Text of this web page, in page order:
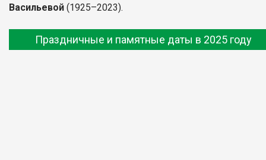
Васильевой (1925–2023).
Праздничные и памятные даты в 2025 году